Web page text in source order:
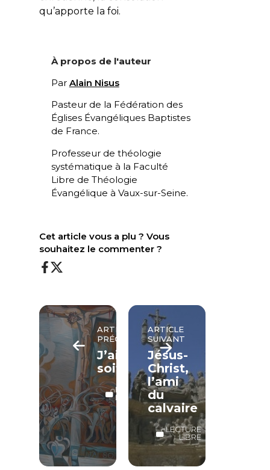
qu’apporte la foi.
À propos de l'auteur
Par Alain Nisus
Pasteur de la Fédération des
Églises Évangéliques Baptistes
de France.
Professeur de théologie
systématique à la Faculté
Libre de Théologie
Évangélique à Vaux-sur-Seine.
Cet article vous a plu ? Vous
souhaitez le commenter ?
ARTICLE
PRÉCÉDENT
J’ai
soif*
LECTURE
LIBRE
ARTICLE
SUIVANT
Jésus-
Christ,
l’ami
du
calvaire
LECTURE
LIBRE